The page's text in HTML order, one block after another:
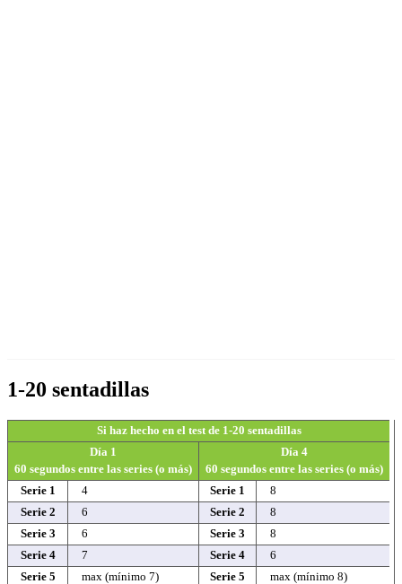
1-20 sentadillas
Si haz hecho en el test de 1-20 sentadillas
Día 1
60 segundos entre las series (o más)
Día 4
60 segundos entre las series (o más)
Serie 1
4 Serie 1
8
Serie 2
6 Serie 2
8
Serie 3
6 Serie 3
8
Serie 4
7 Serie 4
6
Serie 5
max (mínimo 7) Serie 5
max (mínimo 8)